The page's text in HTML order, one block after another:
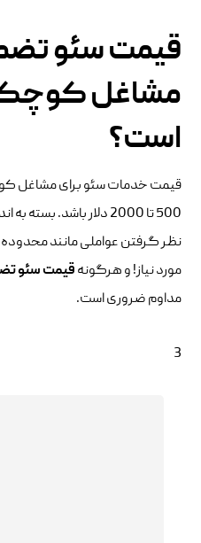
قیمت سئو
مشاغل کوچک
است؟
قیمت خدمات سئو برای مشاغل
500 تا 2000 دلار باشد.
نظر گرفتن عواملی مانند
مورد نیاز! و هرگونهقیمت سئو
مداوم ضروری است.
3